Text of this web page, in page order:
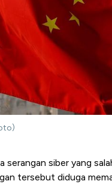
serangan siber yang
tersebut diduga